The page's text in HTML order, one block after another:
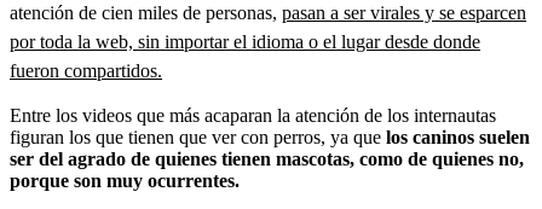
atención de cien miles de personas, pasan a ser virales y se esparcen
por toda la web, sin importar el idioma o el lugar desde donde
fueron compartidos.
Entre los videos que más acaparan la atención de los internautas
figuran los que tienen que ver con perros, ya que los caninos suelen
ser del agrado de quienes tienen mascotas, como de quienes no,
porque son muy ocurrentes.